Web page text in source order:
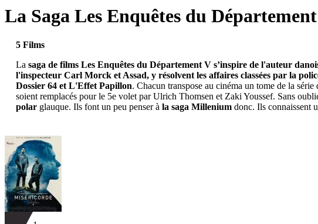
La Saga Les Enquêtes du
5 Films
La saga de films Les Enquêtes du Département V s’inspire de l'auteur
l'inspecteur Carl Morck et Assad, y résolvent les affaires classées par la
Dossier 64 et L'Effet Papillon. Chacun transpose au cinéma un tome de la
soient remplacés pour le 5e volet par Ulrich Thomsen et Zaki Youssef. Sans
polar glauque. Ils font un peu penser à la saga Millenium donc. Ils connaissent